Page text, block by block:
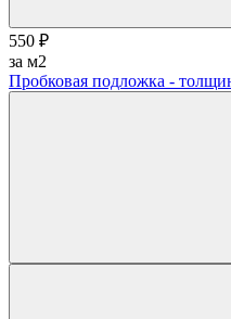
550 ₽
за м2
Пробковая подложка -